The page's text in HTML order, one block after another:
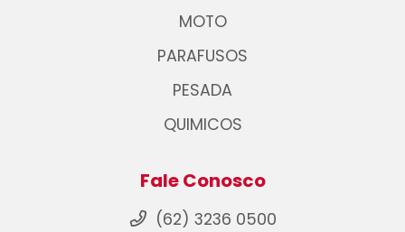
MOTO
PARAFUSOS
PESADA
QUIMICOS
Fale Conosco
(62) 3236 0500